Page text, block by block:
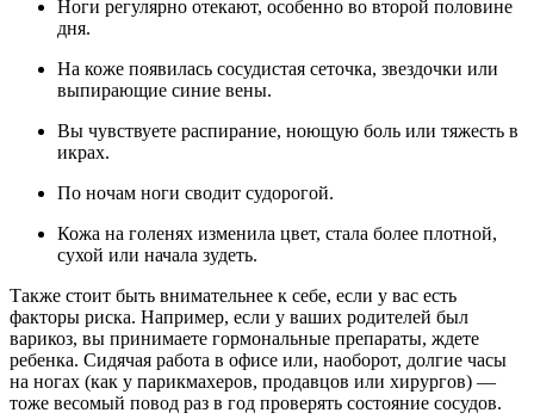
Ноги регулярно отекают, особенно во второй половине
дня.
На коже появилась сосудистая сеточка, звездочки или
выпирающие синие вены.
Вы чувствуете распирание, ноющую боль или тяжесть в
икрах.
По ночам ноги сводит судорогой.
Кожа на голенях изменила цвет, стала более плотной,
сухой или начала зудеть.
Также стоит быть внимательнее к себе, если у вас есть
факторы риска. Например, если у ваших родителей был
варикоз, вы принимаете гормональные препараты, ждете
ребенка. Сидячая работа в офисе или, наоборот, долгие часы
на ногах (как у парикмахеров, продавцов или хирургов) —
тоже весомый повод раз в год проверять состояние сосудов.